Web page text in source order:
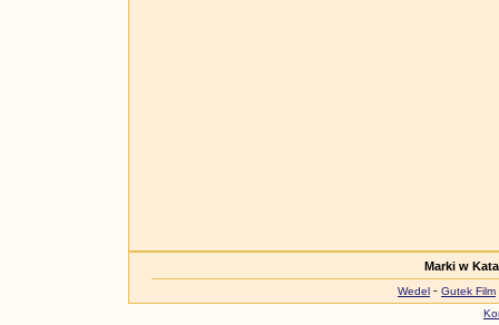
Marki w
Wedel - Gutek Film